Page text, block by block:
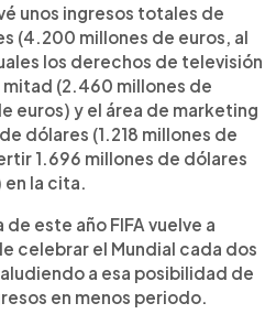
unos ingresos totales de
(4.200 millones de euros, al
los derechos de televisión
mitad (2.460 millones de
euros) y el área de marketing
dólares (1.218 millones de
1.696 millones de dólares
en la cita.
este año FIFA vuelve a
celebrar el Mundial cada dos
a esa posibilidad de
en menos periodo.